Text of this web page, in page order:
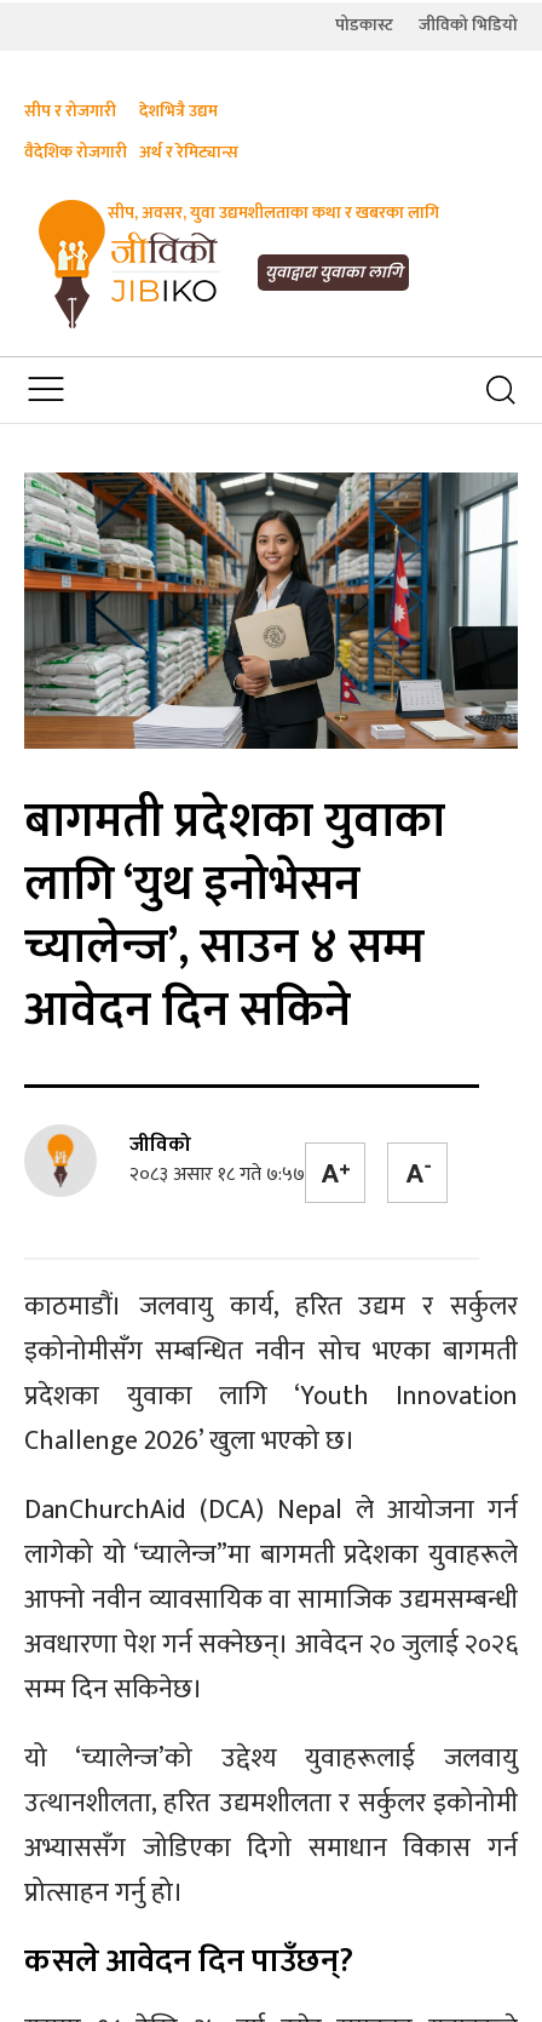
पोडकास्ट जीविको भिडियो
युवाद्वारा युवाका लागि
JIBIKO.COM
तपाईंको जीविकाको साथी
सीप, अवसर, युवा उद्यमशीलताका कथा र खबरका लागि
सीप र रोजगारी
देशभित्रै उद्यम
वैदेशिक रोजगारी अर्थ र रेमिट्यान्स
बागमती प्रदेशका युवाका
लागि ‘युथ इनोभेसन
च्यालेन्ज’, साउन ४ सम्म
आवेदन दिन सकिने
जीविको
२०८३ असार १८ गते ७:५७
काठमाडौं। जलवायु कार्य, हरित उद्यम र सर्कुलर
इकोनोमीसँग सम्बन्धित नवीन सोच भएका बागमती
प्रदेशका युवाका लागि ‘Youth Innovation
Challenge 2026’ खुला भएको छ।
DanChurchAid (DCA) Nepal ले आयोजना गर्न
लागेको यो ‘च्यालेन्ज”मा बागमती प्रदेशका युवाहरूले
आफ्नो नवीन व्यावसायिक वा सामाजिक उद्यमसम्बन्धी
अवधारणा पेश गर्न सक्नेछन्। आवेदन २० जुलाई २०२६
सम्म दिन सकिनेछ।
यो ‘च्यालेन्ज’को उद्देश्य युवाहरूलाई जलवायु
उत्थानशीलता, हरित उद्यमशीलता र सर्कुलर इकोनोमी
अभ्याससँग जोडिएका दिगो समाधान विकास गर्न
प्रोत्साहन गर्नु हो।
कसले आवेदन दिन पाउँछन्?